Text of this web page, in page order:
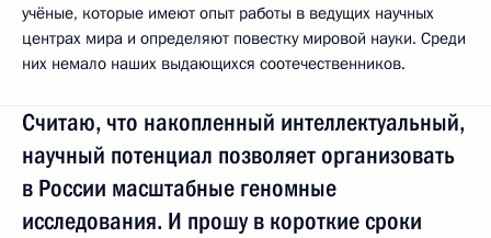
учёные, которые имеют опыт работы в ведущих научных
центрах мира и определяют повестку мировой науки. Среди
них немало наших выдающихся соотечественников.
Считаю, что накопленный интеллектуальный,
научный потенциал позволяет организовать
в России масштабные геномные
исследования. И прошу в короткие сроки